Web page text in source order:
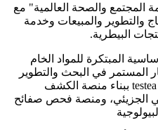
بهدف "خدمة المجتمع والصحة العالمية" مع
والتطوير والمبيعات وخدمة
البيطرية.
المبتكرة للمواد الخام
المستمر في البحث والتطوير
والتخطيط المعقول، قامت شركة testea ببناء منصة الكشف
الجزيئي، ومنصة فحص صفائح